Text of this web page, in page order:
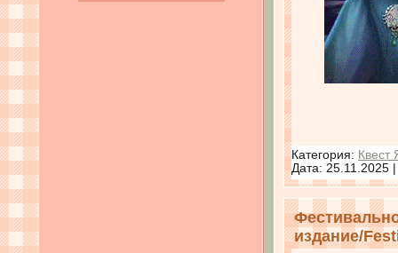
Категория: Квест
Дата: 25.11.2025
издание/